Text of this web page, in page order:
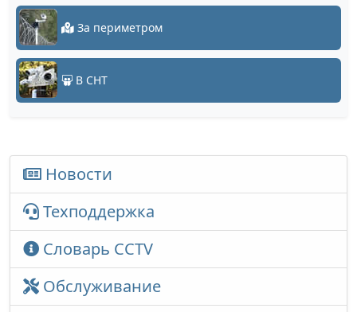
За периметром
В СНТ
Новости
Техподдержка
Словарь CCTV
Обслуживание